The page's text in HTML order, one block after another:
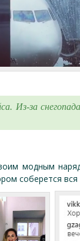
Из-за
модным
соберется вся